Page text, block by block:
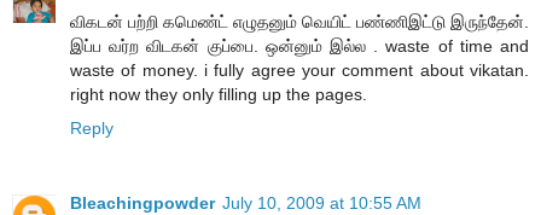
விகடன் பற்றி கமெண்ட் எழுதனும் வெயிட் பண்ணிஇட்டு இருந்தேன்.
இப்ப வர்ற விடகன் குப்பை. ஒன்னும் இல்ல . waste of time and
waste of money. i fully agree your comment about vikatan.
right now they only filling up the pages.
Reply
Bleachingpowder July 10, 2009 at 10:55 AM